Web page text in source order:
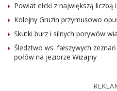
Powiat ełcki z największą
Kolejny Gruzin przymusowo
Skutki burz i silnych porywów
Śledztwo ws. fałszywych
połów na jeziorze Wiżajny